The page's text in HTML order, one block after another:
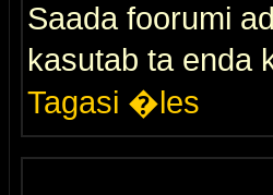
Saada foorumi
kasutab ta enda
Tagasi �les